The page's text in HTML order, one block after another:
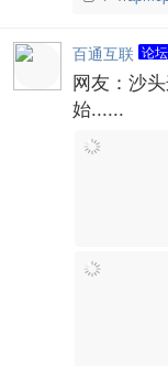
百通互联 论
网友：沙
始......